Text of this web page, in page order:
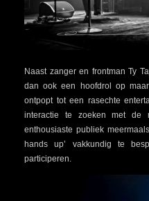
Naast zanger en frontman Ty
dan ook een hoofdrol op
ontpopt tot een rasechte
interactie te zoeken met
enthousiaste publiek
hands up’ vakkundig te
participeren.